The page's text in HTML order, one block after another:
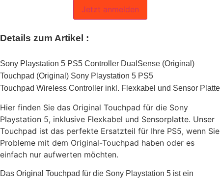
Jetzt anmelden
Details zum Artikel :
Sony Playstation 5 PS5 Controller DualSense (Original)
Touchpad (Original) Sony Playstation 5 PS5
Touchpad Wireless Controller inkl. Flexkabel und Sensor Platte
Hier finden Sie das Original Touchpad für die Sony
Playstation 5, inklusive Flexkabel und Sensorplatte. Unser
Touchpad ist das perfekte Ersatzteil für Ihre PS5, wenn Sie
Probleme mit dem Original-Touchpad haben oder es
einfach nur aufwerten möchten.
Das Original Touchpad für die Sony Playstation 5 ist ein